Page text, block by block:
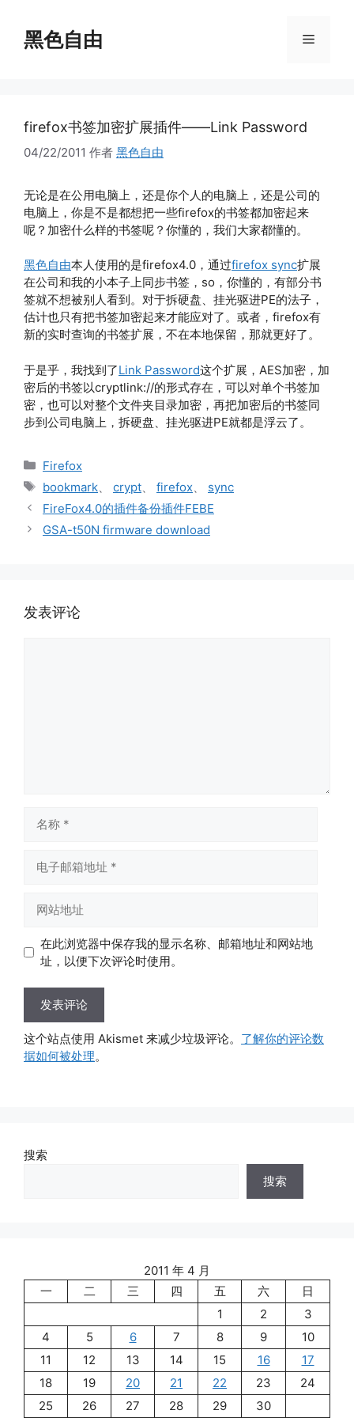
黑色自由 菜
firefox书签加密扩展插件——Link Password
04/22/2011 作者 黑色自由
无论是在公用电脑上，还是你个人的电脑上，还是公司的
电脑上，你是不是都想把一些firefox的书签都加密起来
呢？加密什么样的书签呢？你懂的，我们大家都懂的。
黑色自由本人使用的是firefox4.0，通过firefox sync扩展
在公司和我的小本子上同步书签，so，你懂的，有部分书
签就不想被别人看到。对于拆硬盘、挂光驱进PE的法子，
估计也只有把书签加密起来才能应对了。或者，firefox有
新的实时查询的书签扩展，不在本地保留，那就更好了。
于是乎，我找到了Link Password这个扩展，AES加密，加
密后的书签以cryptlink://的形式存在，可以对单个书签加
密，也可以对整个文件夹目录加密，再把加密后的书签同
步到公司电脑上，拆硬盘、挂光驱进PE就都是浮云了。
分
类
Firefox
标
签
bookmark crypt firefox
sync
FireFox4.0的插件备份插件FEBE
GSA-t50N firmware download
发表评论
址
址
在此浏览器中保存我的显示名称、邮箱地址和网站地
址，以便下次评论时使用。
这个站点使用 Akismet 来减少垃圾评论。 了解你的评论数
据如何被处理。
搜索
搜索
2011 年 4 月
一
二 三 四 五 六
日
1
2
3
4
5 6 7 8 9
10
11
12 13 14 15 16
17
18
19 20 21 22 23
24
25
26 27 28 29 30